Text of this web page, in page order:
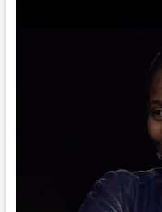
gorszy.